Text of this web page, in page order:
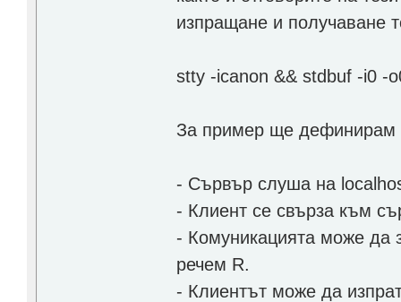
изпращане и получаване
stty -icanon && stdbuf -i0 -
За пример ще дефинирам
- Сървър слуша на
- Клиент се свърза към
- Комуникацията може да
речем R.
- Клиентът може да